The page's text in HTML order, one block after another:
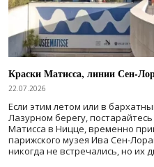
Краски Матисса, линии Сен-
22.07.2026
Если этим летом или в
Лазурном берегу,
Матисса в Ницце, временно
парижского музея Ива Сен-
никогда не встречались, но их